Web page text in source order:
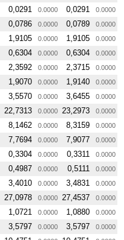
0,0291 0.0000 0,0291 0.0000
0,0786 0.0000 0,0789 0.0000
1,9105 0.0000 1,9105 0.0000
0,6304 0.0000 0,6304 0.0000
2,3592 0.0000 2,3715 0.0000
1,9070 0.0000 1,9140 0.0000
3,5570 0.0000 3,6455 0.0000
22,7313 0.0000 23,2973 0.0000
8,1462 0.0000 8,3159 0.0000
7,7694 0.0000 7,9077 0.0000
0,3304 0.0000 0,3311 0.0000
0,4987 0.0000 0,5111 0.0000
3,4010 0.0000 3,4831 0.0000
27,0978 0.0000 27,4537 0.0000
1,0721 0.0000 1,0880 0.0000
3,5797 0.0000 3,5797 0.0000